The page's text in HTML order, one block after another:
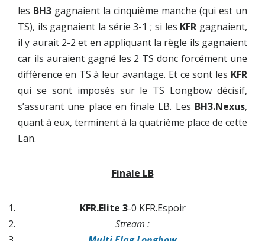
les BH3 gagnaient la cinquième manche (qui est un
TS), ils gagnaient la série 3-1 ; si les KFR gagnaient,
il y aurait 2-2 et en appliquant la règle ils gagnaient
car ils auraient gagné les 2 TS donc forcément une
différence en TS à leur avantage. Et ce sont les KFR
qui se sont imposés sur le TS Longbow décisif,
s’assurant une place en finale LB. Les BH3.Nexus,
quant à eux, terminent à la quatrième place de cette
Lan.
Finale LB
KFR.Elite 3-0 KFR.Espoir
Stream :